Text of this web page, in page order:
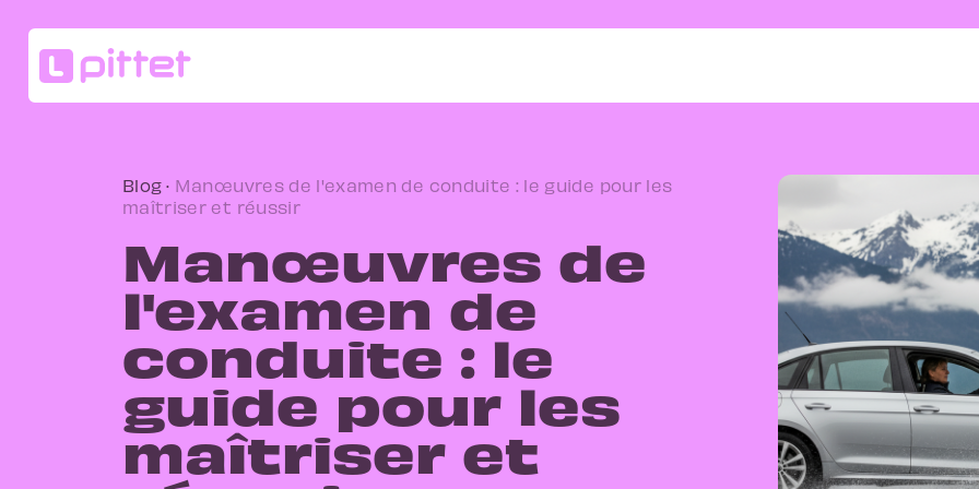
Blog · Manœuvres de l'examen de conduite : le guide pour les
maîtriser et réussir
Manœuvres de
l'examen de
conduite : le
guide pour les
maîtriser et